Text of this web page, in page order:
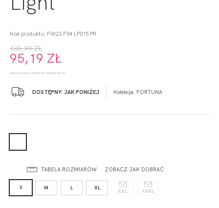
Kod produktu: FW23 F04 LP015 PR
135,99 ZŁ
95,19 ZŁ
NAJNIŻSZA CENA Z 30 DNI PRZED OBNIŻKĄ: 129,19 ZŁ
DOSTĘPNY: JAK PONIŻEJ Kolekcja: FORTUNA
TABELA ROZMIARÓW ZOBACZ JAK DOBRAĆ
S M L XL
XXL XXXL